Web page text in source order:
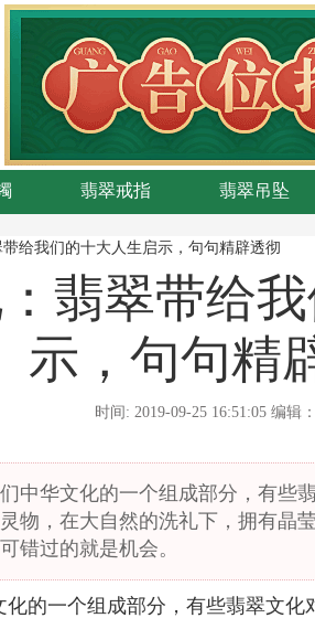
翡翠戒指 翡翠吊坠
给我们的十大人生启示，句句精辟透彻
翡翠带给
示，句句精
时间: 2019-09-25 16:51:05 编辑：
华文化的一个组成部分，有些
物，在大自然的洗礼下，拥有晶
过的就是机会。
化的一个组成部分，有些翡翠文